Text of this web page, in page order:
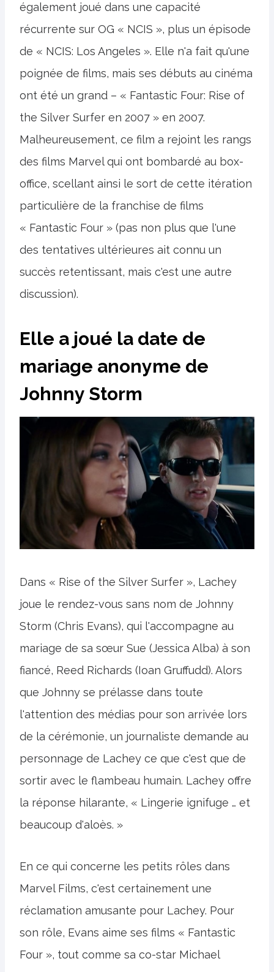
également joué dans une capacité
récurrente sur OG « NCIS », plus un épisode
de « NCIS: Los Angeles ». Elle n'a fait qu'une
poignée de films, mais ses débuts au cinéma
ont été un grand – « Fantastic Four: Rise of
the Silver Surfer en 2007 » en 2007.
Malheureusement, ce film a rejoint les rangs
des films Marvel qui ont bombardé au box-
office, scellant ainsi le sort de cette itération
particulière de la franchise de films
« Fantastic Four » (pas non plus que l'une
des tentatives ultérieures ait connu un
succès retentissant, mais c'est une autre
discussion).
Elle a joué la date de
mariage anonyme de
Johnny Storm
Dans « Rise of the Silver Surfer », Lachey
joue le rendez-vous sans nom de Johnny
Storm (Chris Evans), qui l'accompagne au
mariage de sa sœur Sue (Jessica Alba) à son
fiancé, Reed Richards (Ioan Gruffudd). Alors
que Johnny se prélasse dans toute
l'attention des médias pour son arrivée lors
de la cérémonie, un journaliste demande au
personnage de Lachey ce que c'est que de
sortir avec le flambeau humain. Lachey offre
la réponse hilarante, « Lingerie ignifuge … et
beaucoup d'aloès. »
En ce qui concerne les petits rôles dans
Marvel Films, c'est certainement une
réclamation amusante pour Lachey. Pour
son rôle, Evans aime ses films « Fantastic
Four », tout comme sa co-star Michael